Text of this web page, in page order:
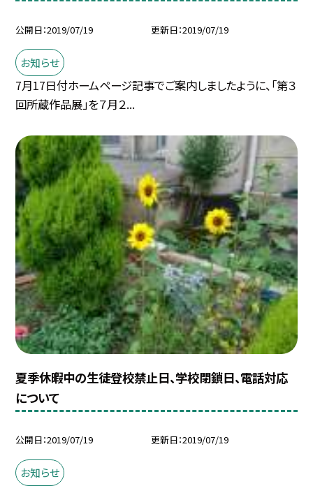
公開日 2019/07/19 更新日 2019/07/19
お知らせ
7月17日付ホームページ記事でご案内しましたように、「第３
回所蔵作品展」を７月２...
夏季休暇中の生徒登校禁止日、学校閉鎖日、電話対応
について
公開日 2019/07/19 更新日 2019/07/19
お知らせ